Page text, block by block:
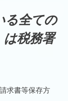
る全ての
は税務署
求書等保存方